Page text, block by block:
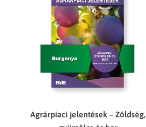
Agrárpiaci jelentések – Zöldség,